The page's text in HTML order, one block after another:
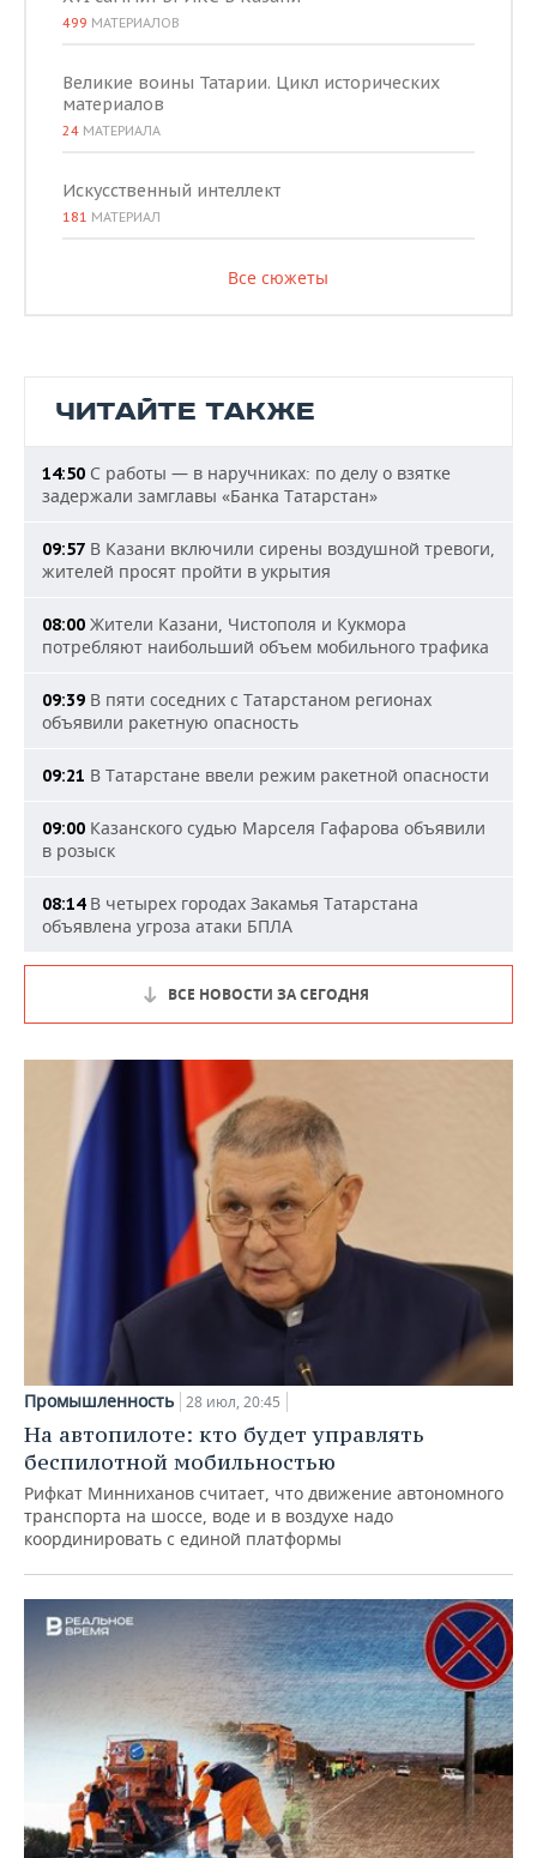
499 МАТЕРИАЛОВ
Великие воины Татарии. Цикл исторических
материалов
24 МАТЕРИАЛА
Искусственный интеллект
181 МАТЕРИАЛ
Все сюжеты
ЧИТАЙТЕ ТАКЖЕ
14:50 С работы — в наручниках: по делу о взятке
задержали замглавы «Банка Татарстан»
09:57 В Казани включили сирены воздушной тревоги,
жителей просят пройти в укрытия
08:00 Жители Казани, Чистополя и Кукмора
потребляют наибольший объем мобильного трафика
09:39 В пяти соседних с Татарстаном регионах
объявили ракетную опасность
09:21 В Татарстане ввели режим ракетной опасности
09:00 Казанского судью Марселя Гафарова объявили
в розыск
08:14В четырех городах Закамья Татарстана
объявлена угроза атаки БПЛА
ВСЕ НОВОСТИ ЗА СЕГОДНЯ
Промышленность 28 июл, 20:45
На автопилоте: кто будет управлять
беспилотной мобильностью
Рифкат Минниханов считает, что движение автономного
транспорта на шоссе, воде и в воздухе надо
координировать с единой платформы